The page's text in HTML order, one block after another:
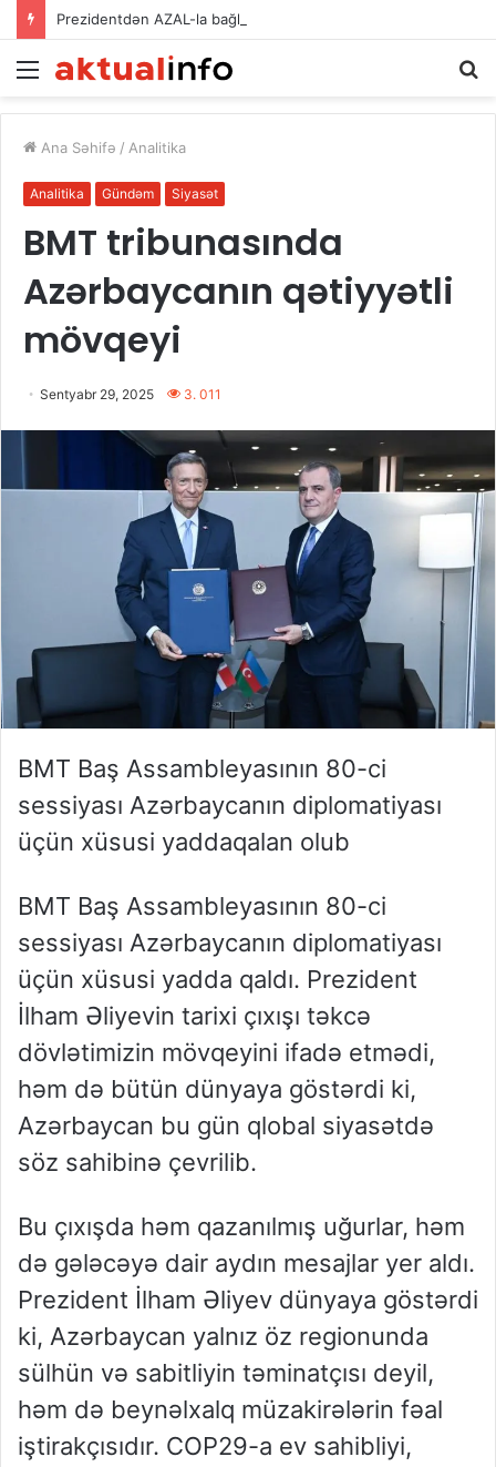
Prezidentdən AZAL-la bağlı FƏRMAN
Menu
Ana Səhifə / Analitika
Analitika Gündəm Siyasət
BMT tribunasında
Azərbaycanın qətiyyətli
mövqeyi
Sentyabr 29, 2025 3. 011
BMT Baş Assambleyasının 80-ci
sessiyası Azərbaycanın diplomatiyası
üçün xüsusi yaddaqalan olub
BMT Baş Assambleyasının 80-ci
sessiyası Azərbaycanın diplomatiyası
üçün xüsusi yadda qaldı. Prezident
İlham Əliyevin tarixi çıxışı təkcə
dövlətimizin mövqeyini ifadə etmədi,
həm də bütün dünyaya göstərdi ki,
Azərbaycan bu gün qlobal siyasətdə
söz sahibinə çevrilib.
Bu çıxışda həm qazanılmış uğurlar, həm
də gələcəyə dair aydın mesajlar yer aldı.
Prezident İlham Əliyev dünyaya göstərdi
ki, Azərbaycan yalnız öz regionunda
sülhün və sabitliyin təminatçısı deyil,
həm də beynəlxalq müzakirələrin fəal
iştirakçısıdır. COP29-a ev sahibliyi,